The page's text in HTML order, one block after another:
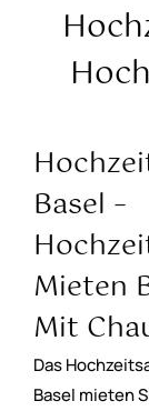
Basel –
Mieten
Mit
Das
Basel mieten